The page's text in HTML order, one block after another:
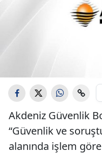
Akdeniz Güvenlik
“Güvenlik ve
alanında işlem